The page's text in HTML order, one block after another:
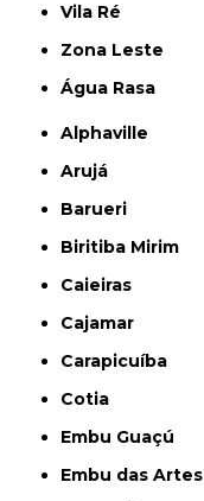
Vila Ré
Zona Leste
Água Rasa
Alphaville
Arujá
Barueri
Biritiba Mirim
Caieiras
Cajamar
Carapicuíba
Cotia
Embu Guaçú
Embu das Artes